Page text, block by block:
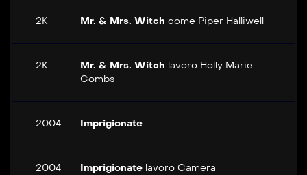
2K Mr. & Mrs. Witch come Piper Halliwell
2K Mr. & Mrs. Witch lavoro Holly Marie
Combs
2004 Imprigionate
2004 Imprigionate lavoro Camera